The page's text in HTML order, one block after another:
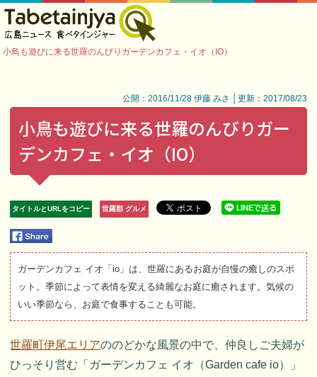
小鳥も遊びに来る世羅のんびりガーデンカフェ・イオ（IO）
公開：2016/11/28 伊藤 みさ │更新：2017/08/23
小鳥も遊びに来る世羅のんびりガー
デンカフェ・イオ（IO）
タイトルとURLをコピー 世羅郡 グルメ
ガーデンカフェ イオ「io」は、世羅にあるお庭が自慢の癒しのスポ
ット。季節によって表情を変える綺麗なお庭に癒されます。気候の
いい季節なら、お庭で食事することも可能。
世羅町伊尾エリアののどかな風景の中で、仲良しご夫婦が
ひっそり営む「ガーデンカフェ イオ（Garden cafe io）」